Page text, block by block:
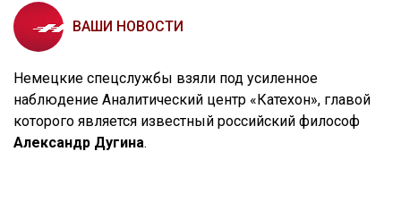
ВАШИ НОВОСТИ
Немецкие спецслужбы взяли под усиленное
наблюдение Аналитический центр «Катехон», главой
которого является известный российский философ
Александр Дугина.